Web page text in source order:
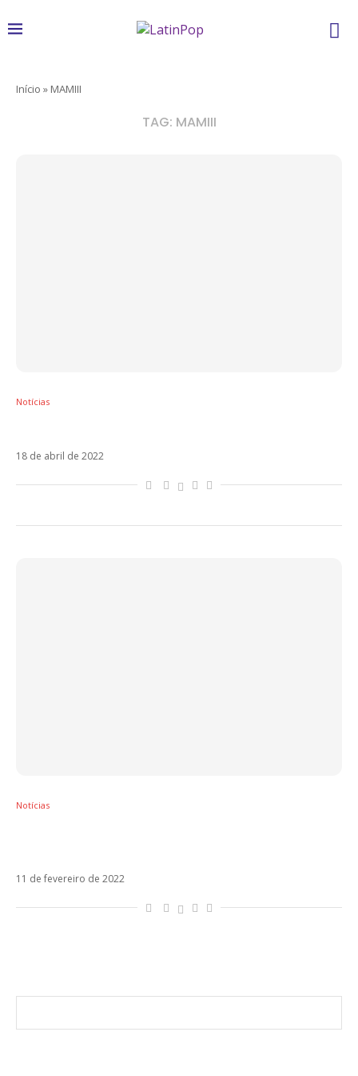
Início » MAMIII
TAG: MAMIII
Notícias
18 de abril de 2022
Notícias
11 de fevereiro de 2022